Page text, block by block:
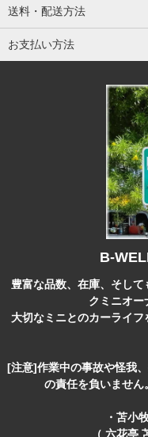
送料・配送方法
お支払い方法
B-
豊富な品数、在庫、そし
クミニオー
大切なミニとのカーライ
[注意]作業中の事故や怪我
の責任を負いません
・苫小
（ 六花亭